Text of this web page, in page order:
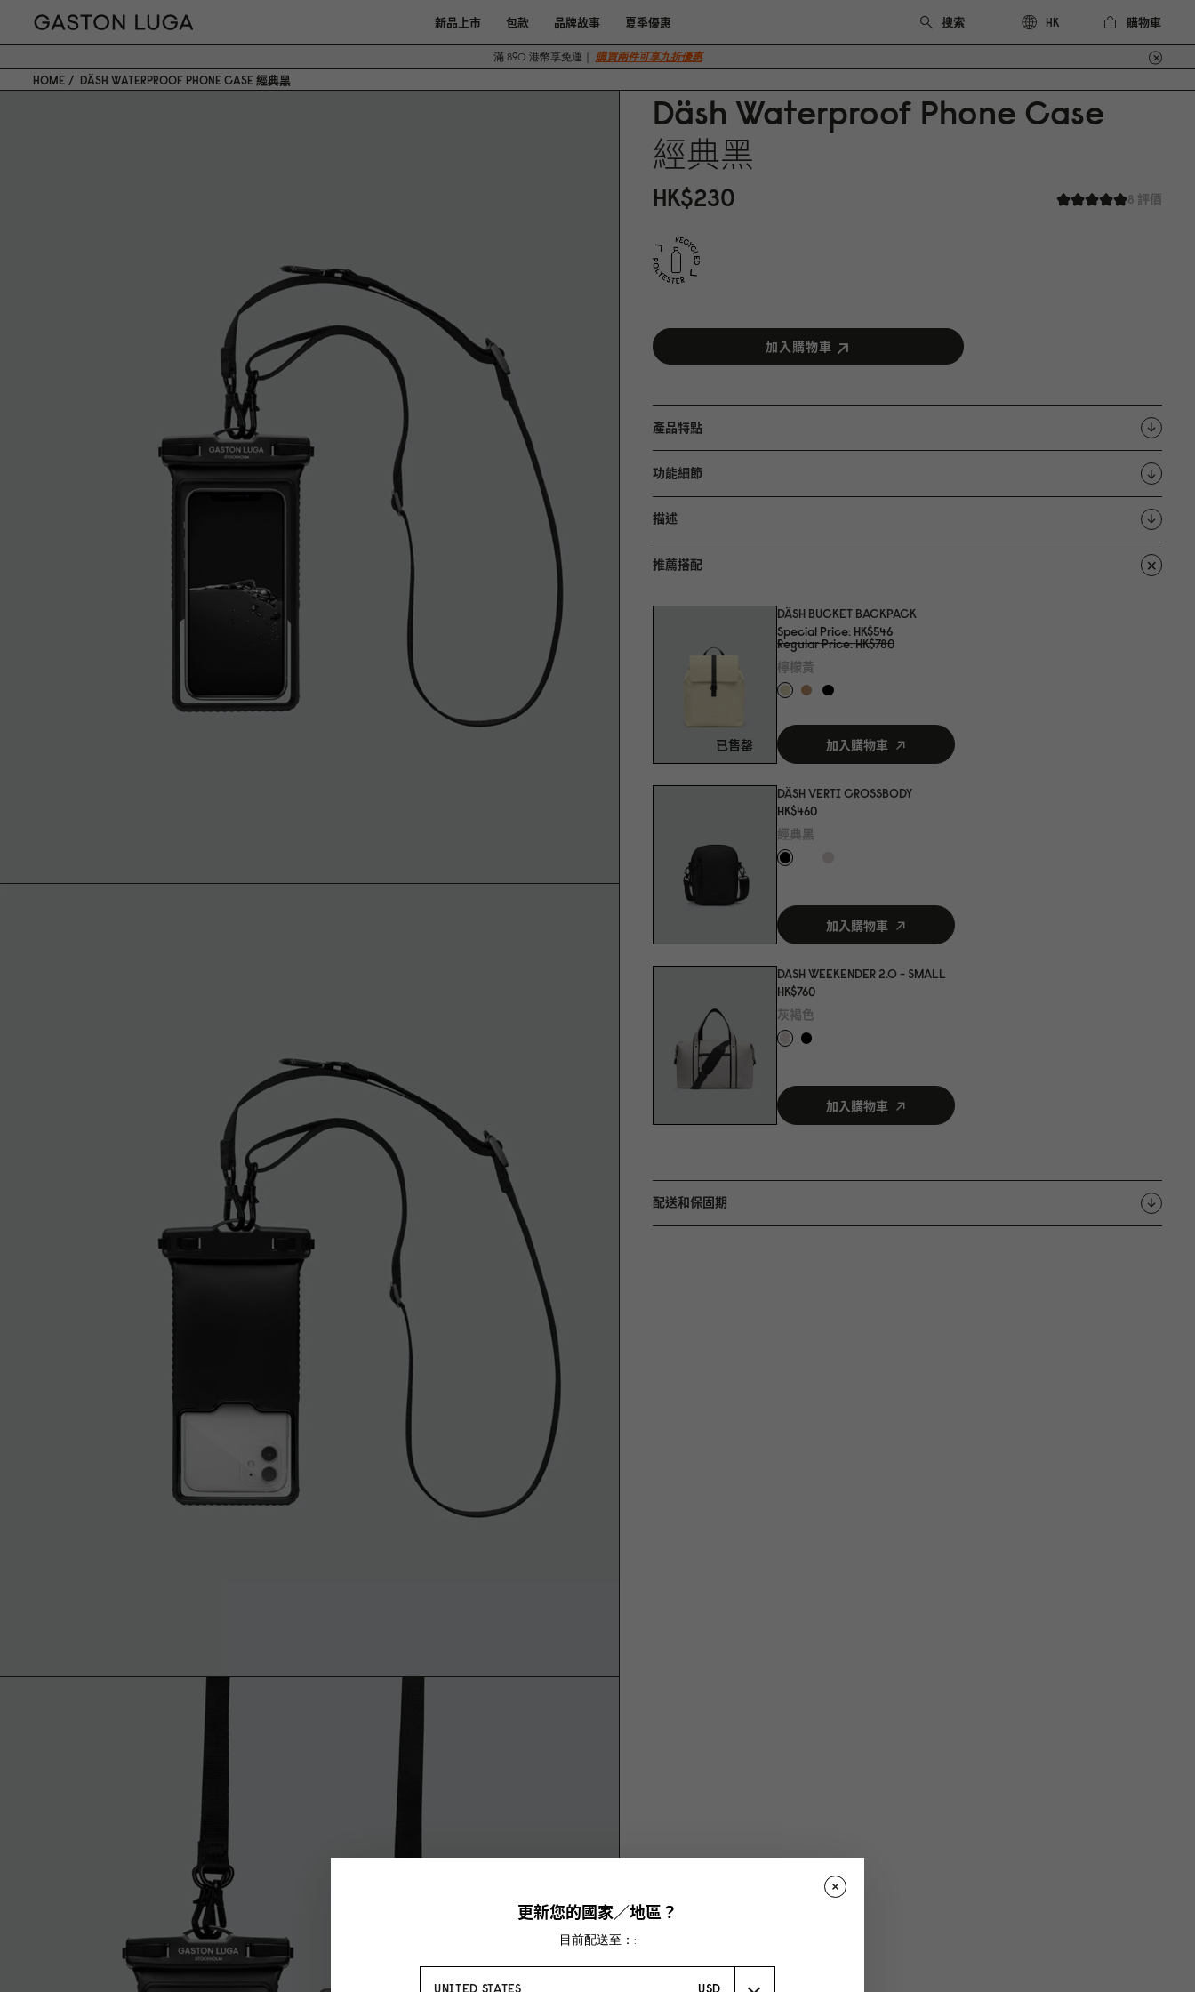
新品上市 包款 品牌故事 夏季優惠 HK 購物車
滿 890 港幣享免運｜ 購買兩件可享九折優惠
HOME DÄSH WATERPROOF PHONE CASE 經典黑
Däsh Waterproof Phone Case
經典黑
8 評價
HK$230
加入購物車
產品特點
功能細節
描述
推薦搭配
已售罄
DÄSH BUCKET BACKPACK
Special Price HK$546
Regular Price HK$780
檸檬黃
加入購物車
DÄSH VERTI CROSSBODY
HK$460
經典黑
加入購物車
DÄSH WEEKENDER 2.0 - SMALL
HK$760
灰褐色
加入購物車
配送和保固期
更新您的國家／地區？
目前配送至：:
UNITED STATES USD